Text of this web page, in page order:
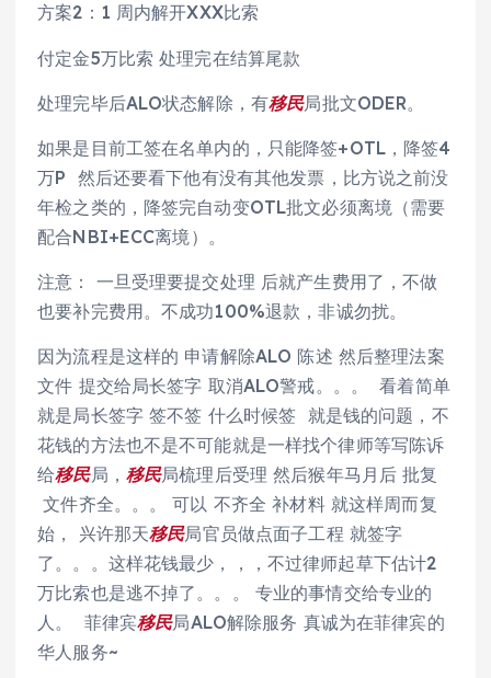
方案2：1 周内解开XXX比索
付定金5万比索 处理完在结算尾款
处理完毕后ALO状态解除，有移民局批文ODER。
如果是目前工签在名单内的，只能降签+OTL，降签4
万P 然后还要看下他有没有其他发票，比方说之前没
年检之类的，降签完自动变OTL批文必须离境（需要
配合NBI+ECC离境）。
注意： 一旦受理要提交处理 后就产生费用了，不做
也要补完费用。不成功100%退款，非诚勿扰。
因为流程是这样的 申请解除ALO 陈述 然后整理法案
文件 提交给局长签字 取消ALO警戒。。。 看着简单
就是局长签字 签不签 什么时候签 就是钱的问题，不
花钱的方法也不是不可能就是一样找个律师等写陈诉
给移民局， 移民局梳理后受理 然后猴年马月后 批复
文件齐全。。。 可以 不齐全 补材料 就这样周而复
始， 兴许那天移民局官员做点面子工程 就签字
了。。。这样花钱最少，，，不过律师起草下估计2
万比索也是逃不掉了。。。 专业的事情交给专业的
人。 菲律宾移民局ALO解除服务 真诚为在菲律宾的
华人服务~